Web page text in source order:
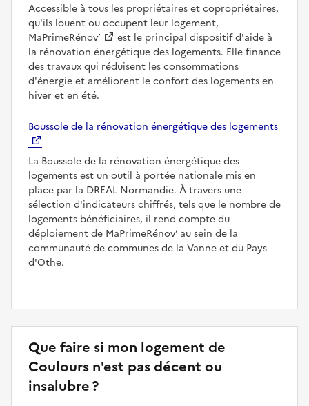
Accessible à tous les propriétaires et copropriétaires,
qu'ils louent ou occupent leur logement,
MaPrimeRénov’
est le principal dispositif d'aide à
la rénovation énergétique des logements. Elle finance
des travaux qui réduisent les consommations
d'énergie et améliorent le confort des logements en
hiver et en été.
Boussole de la rénovation énergétique des logements
La Boussole de la rénovation énergétique des
logements est un outil à portée nationale mis en
place par la DREAL Normandie. À travers une
sélection d'indicateurs chiffrés, tels que le nombre de
logements bénéficiaires, il rend compte du
déploiement de MaPrimeRénov’ au sein de la
communauté de communes de la Vanne et du Pays
d'Othe.
Que faire si mon logement de
Coulours n'est pas décent ou
insalubre ?